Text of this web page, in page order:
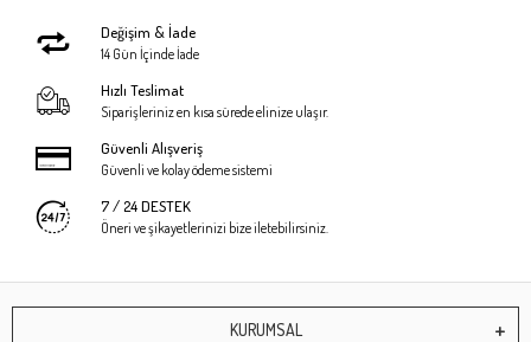
Değişim & İade
14 Gün İçinde İade
Hızlı Teslimat
Siparişleriniz en kısa sürede elinize ulaşır.
Güvenli Alışveriş
Güvenli ve kolay ödeme sistemi
7 / 24 DESTEK
Öneri ve şikayetlerinizi bize iletebilirsiniz.
KURUMSAL